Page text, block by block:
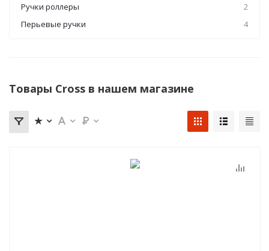
Ручки роллеры
2
Перьевые ручки
4
Товары Cross в нашем магазине